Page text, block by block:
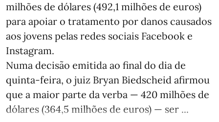
milhões de dólares (492,1 milhões de euros)
para apoiar o tratamento por danos causados
aos jovens pelas redes sociais Facebook e
Instagram.
Numa decisão emitida ao final do dia de
quinta-feira, o juiz Bryan Biedscheid afirmou
que a maior parte da verba — 420 milhões de
dólares (364,5 milhões de euros) — ser ...